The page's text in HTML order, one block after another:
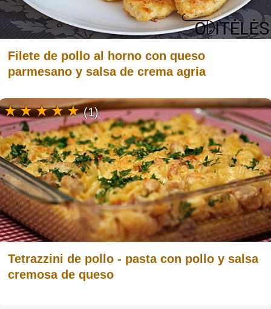
Filete de pollo al horno con queso
parmesano y salsa de crema agria
Tetrazzini de pollo - pasta con pollo y salsa
cremosa de queso
(1)